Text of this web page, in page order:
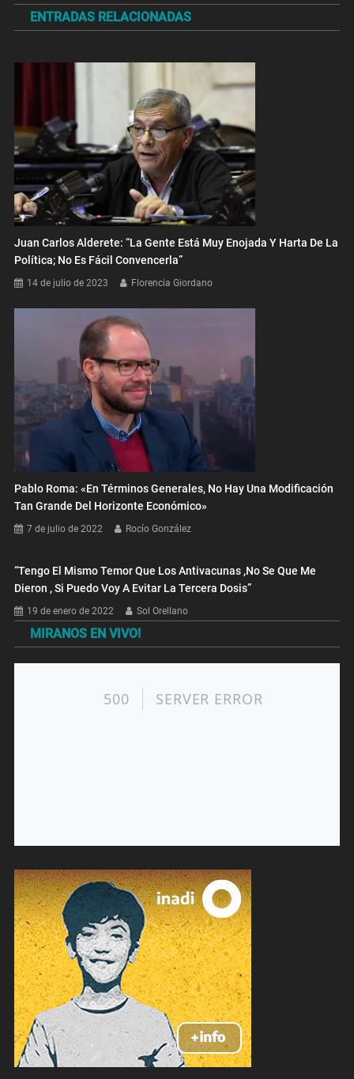
entradas
ENTRADAS RELACIONADAS
Juan Carlos Alderete: “La Gente Está Muy Enojada Y Harta De La
Política; No Es Fácil Convencerla”
14 de julio de 2023 Florencia Giordano
Pablo Roma: «En Términos Generales, No Hay Una Modificación
Tan Grande Del Horizonte Económico»
7 de julio de 2022 Rocío González
“Tengo El Mismo Temor Que Los Antivacunas ,no Se Que Me
Dieron , Si Puedo Voy A Evitar La Tercera Dosis”
19 de enero de 2022 Sol Orellano
MIRANOS EN VIVO!